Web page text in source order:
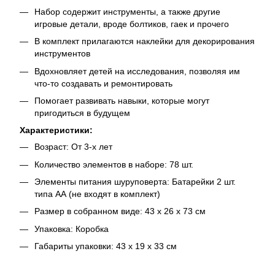
Набор содержит инструменты, а также другие
игровые детали, вроде болтиков, гаек и прочего
В комплект прилагаются наклейки для декорирования
инструментов
Вдохновляет детей на исследования, позволяя им
что-то создавать и ремонтировать
Помогает развивать навыки, которые могут
пригодиться в будущем
Характеристики:
Возраст: От 3-х лет
Количество элементов в наборе: 78 шт.
Элементы питания шуруповерта: Батарейки 2 шт.
типа АА (не входят в комплект)
Размер в собранном виде: 43 х 26 х 73 см
Упаковка: Коробка
Габариты упаковки: 43 х 19 х 33 см